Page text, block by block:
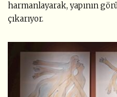
harmanlayarak, yapının
çıkarıyor.